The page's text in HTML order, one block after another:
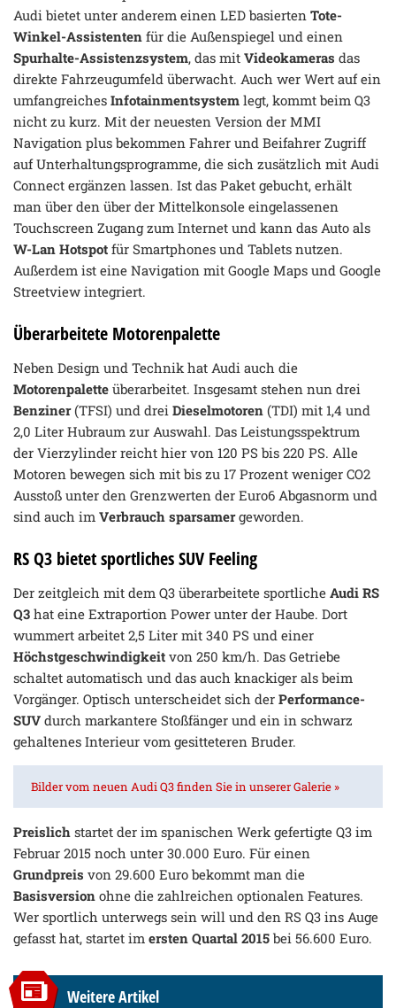
Audi bietet unter anderem einen LED basierten Tote-
Winkel-Assistenten für die Außenspiegel und einen
Spurhalte-Assistenzsystem, das mit Videokameras das
direkte Fahrzeugumfeld überwacht. Auch wer Wert auf ein
umfangreiches Infotainmentsystem legt, kommt beim Q3
nicht zu kurz. Mit der neuesten Version der MMI
Navigation plus bekommen Fahrer und Beifahrer Zugriff
auf Unterhaltungsprogramme, die sich zusätzlich mit Audi
Connect ergänzen lassen. Ist das Paket gebucht, erhält
man über den über der Mittelkonsole eingelassenen
Touchscreen Zugang zum Internet und kann das Auto als
W-Lan Hotspot für Smartphones und Tablets nutzen.
Außerdem ist eine Navigation mit Google Maps und Google
Streetview integriert.
Überarbeitete Motorenpalette
Neben Design und Technik hat Audi auch die
Motorenpalette überarbeitet. Insgesamt stehen nun drei
Benziner(TFSI) und drei Dieselmotoren (TDI) mit 1,4 und
2,0 Liter Hubraum zur Auswahl. Das Leistungsspektrum
der Vierzylinder reicht hier von 120 PS bis 220 PS. Alle
Motoren bewegen sich mit bis zu 17 Prozent weniger CO2
Ausstoß unter den Grenzwerten der Euro6 Abgasnorm und
sind auch im Verbrauch sparsamergeworden.
RS Q3 bietet sportliches SUV Feeling
Der zeitgleich mit dem Q3 überarbeitete sportliche Audi RS
Q3 hat eine Extraportion Power unter der Haube. Dort
wummert arbeitet 2,5 Liter mit 340 PS und einer
Höchstgeschwindigkeit von 250 km/h. Das Getriebe
schaltet automatisch und das auch knackiger als beim
Vorgänger. Optisch unterscheidet sich der Performance-
SUV durch markantere Stoßfänger und ein in schwarz
gehaltenes Interieur vom gesitteteren Bruder.
Bilder vom neuen Audi Q3 finden Sie in unserer Galerie »
Preislich startet der im spanischen Werk gefertigte Q3 im
Februar 2015 noch unter 30.000 Euro. Für einen
Grundpreis von 29.600 Euro bekommt man die
Basisversion ohne die zahlreichen optionalen Features.
Wer sportlich unterwegs sein will und den RS Q3 ins Auge
gefasst hat, startet im ersten Quartal 2015 bei 56.600 Euro.
Weitere Artikel